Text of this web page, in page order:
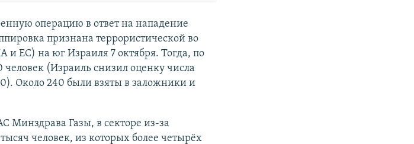
операцию в ответ на нападение
признана террористической во
ЕС) на юг Израиля 7 октября. Тогда, по
(Израиль снизил оценку числа
Около 240 были взяты в заложники и
Газы, в секторе из-за
человек, из которых более четырёх